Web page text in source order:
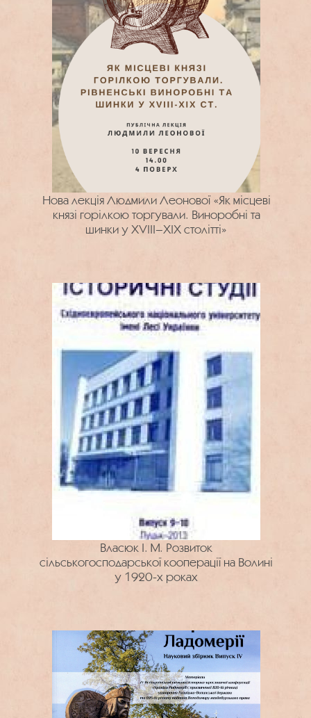
Нова лекція Людмили Леонової «Як місцеві
князі горілкою торгували. Виноробні та
шинки у XVIII–XIX столітті»
Власюк І. М. Розвиток
сільськогосподарської кооперації на Волині
у 1920-х роках